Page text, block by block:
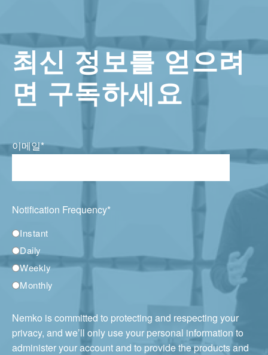
최신 정보를 얻으려
면 구독하세요
이메일*
Notification Frequency*
Instant
Daily
Weekly
Monthly
Nemko is committed to protecting and respecting your
privacy, and we’ll only use your personal information to
administer your account and to provide the products and